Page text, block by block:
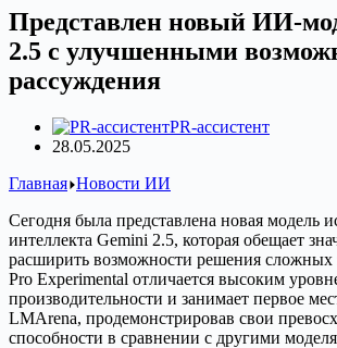
Представлен новый ИИ-
2.5 с улучшенными
рассуждения
PR-ассистент
28.05.2025
Главная Новости ИИ
Сегодня была представлена новая модель
интеллекта Gemini 2.5, которая обещает
расширить возможности решения сложных
Pro Experimental отличается высоким
производительности и занимает первое
LMArena, продемонстрировав свои
способности в сравнении с другими